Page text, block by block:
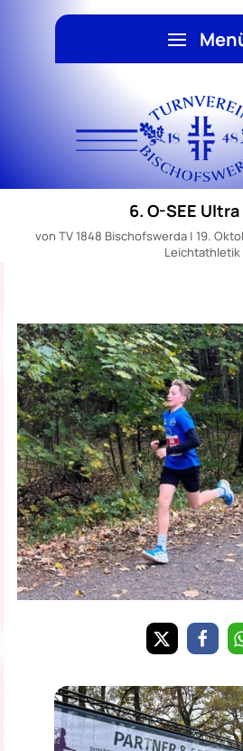
6. O-SEE
von TV 1848 Bischofswerda | 19.
Leichtathletik